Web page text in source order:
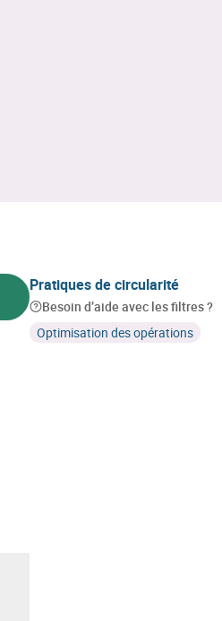
Pratiques de circularité
Besoin d’aide avec les filtres ?
Optimisation des opérations